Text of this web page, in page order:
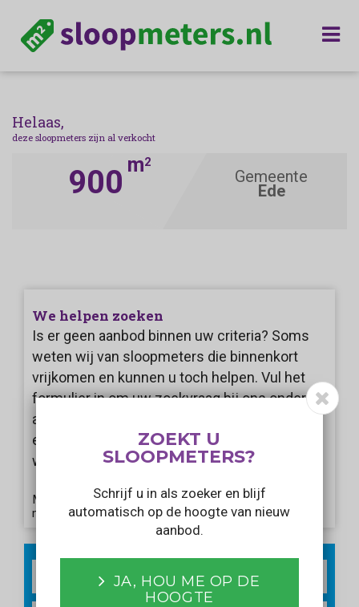
Helaas,
deze sloopmeters zijn al verkocht
900 m2
Gemeente
Ede
We helpen zoeken
Is er geen aanbod binnen uw criteria? Soms
weten wij van sloopmeters die binnenkort
vrijkomen en kunnen u toch helpen. Vul het
formulier in om uw zoekvraag bij ons onder de
aandacht te brengen. Wij informeren u als er
een aanbod voorbij komt dat aansluit bij uw
wensen!
Met het verzenden van dit formulier gaat u akkoord
met onsprivacy statement.
ZOEKT U
SLOOPMETERS?
Schrijf u in als zoeker en blijf
automatisch op de hoogte van nieuw
aanbod.
JA, HOU ME OP DE
HOOGTE